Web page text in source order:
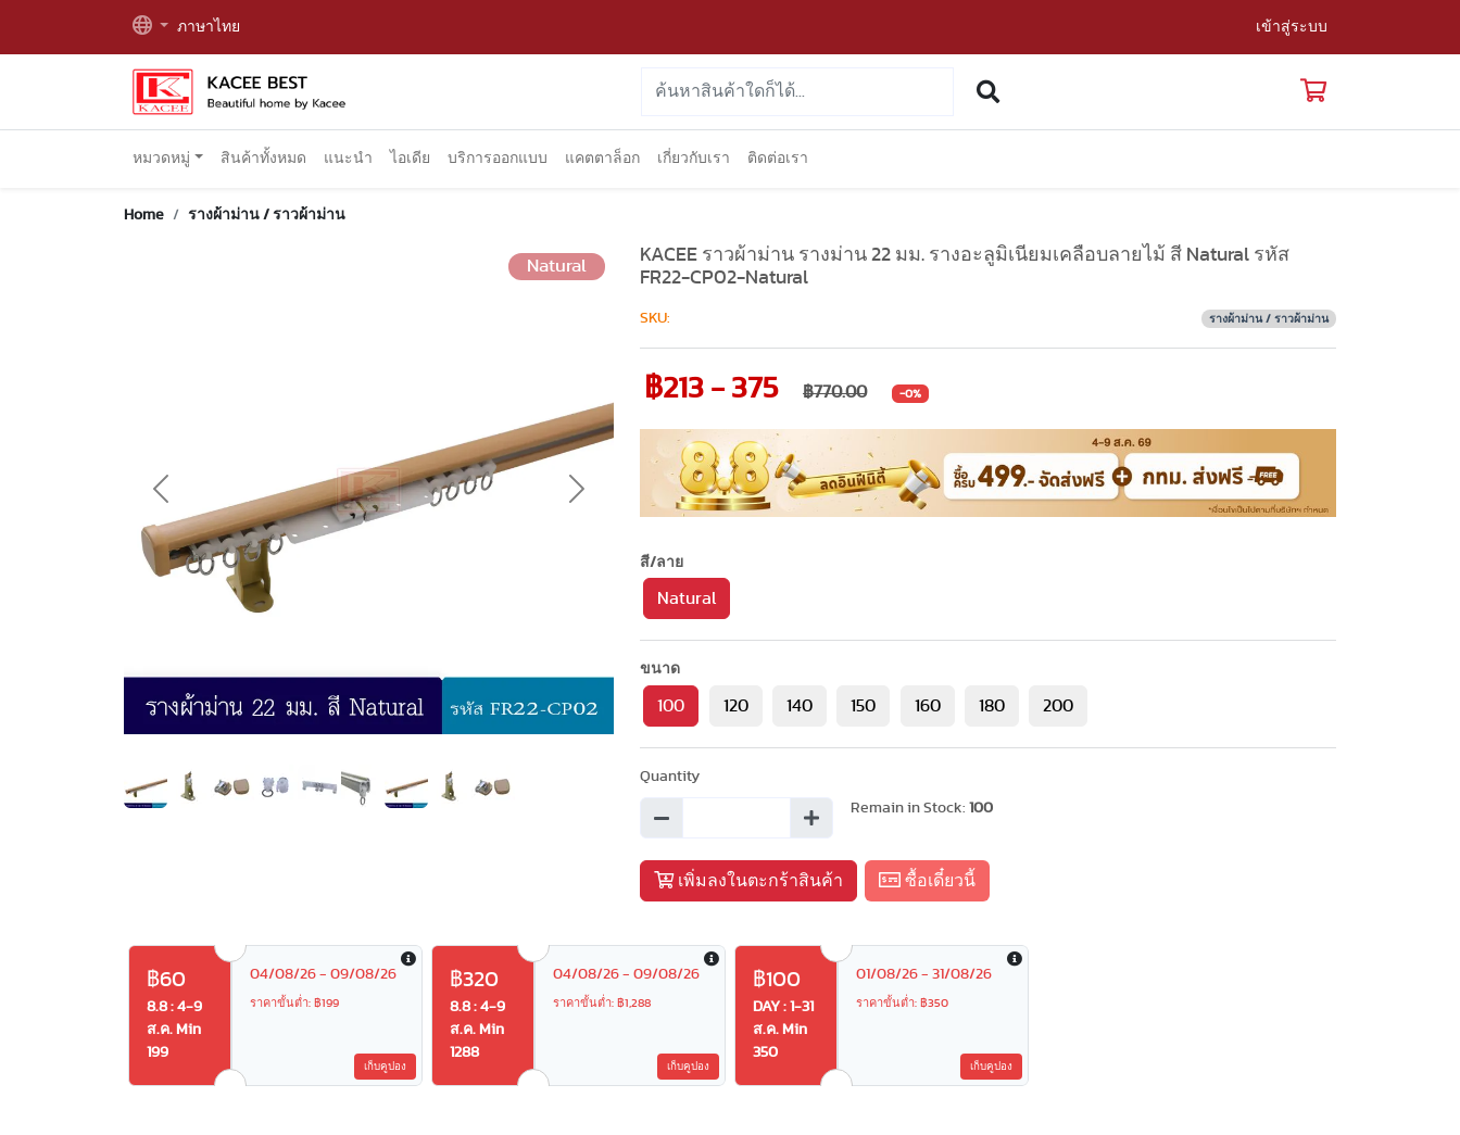
ภาษาไทย เข้าสู่ระบบ
หมวดหมู่ สินค้าทั้งหมด แนะนำ ไอเดีย บริการออกแบบ แคตตาล็อก เกี่ยวกับเรา ติดต่อเรา
Home รางผ้าม่าน / ราวผ้าม่าน
Natural
Previous Next
KACEE ราวผ้าม่าน รางม่าน 22 มม. รางอะลูมิเนียมเคลือบลายไม้ สี Natural รหัส
FR22-CP02-Natural
SKU: รางผ้าม่าน / ราวผ้าม่าน
฿213 - 375 ฿770.00 -0%
สี/ลาย
Natural
ขนาด
100 120 140 150 160 180 200
Quantity
Remain in Stock: 100
เพิ่มลงในตะกร้าสินค้า ซื้อเดี๋ยวนี้
฿60
8.8 : 4-9
ส.ค. Min
199
04/08/26 - 09/08/26
ราคาขั้นต่ำ: ฿199
เก็บคูปอง
฿320
8.8 : 4-9
ส.ค. Min
1288
04/08/26 - 09/08/26
ราคาขั้นต่ำ: ฿1,288
เก็บคูปอง
฿100
DAY : 1-31
ส.ค. Min
350
01/08/26 - 31/08/26
ราคาขั้นต่ำ: ฿350
เก็บคูปอง